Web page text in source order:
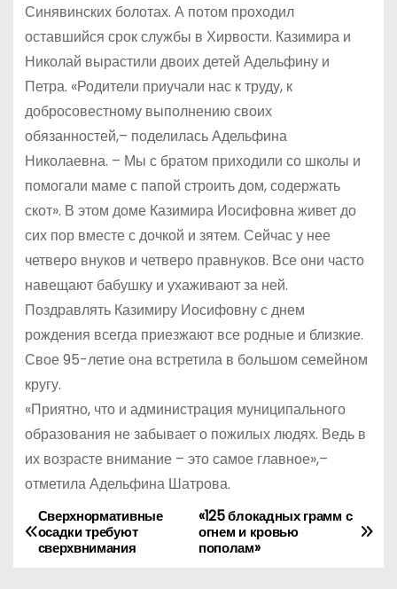
Синявинских болотах. А потом проходил
оставшийся срок службы в Хирвости. Казимира и
Николай вырастили двоих детей Адельфину и
Петра. «Родители приучали нас к труду, к
добросовестному выполнению своих
обязанностей,– поделилась Адельфина
Николаевна. – Мы с братом приходили со школы и
помогали маме с папой строить дом, содержать
скот». В этом доме Казимира Иосифовна живет до
сих пор вместе с дочкой и зятем. Сейчас у нее
четверо внуков и четверо правнуков. Все они часто
навещают бабушку и ухаживают за ней.
Поздравлять Казимиру Иосифовну с днем
рождения всегда приезжают все родные и близкие.
Свое 95-летие она встретила в большом семейном
кругу.
«Приятно, что и администрация муниципального
образования не забывает о пожилых людях. Ведь в
их возрасте внимание – это самое главное»,–
отметила Адельфина Шатрова.
Н
а
«125 блокадных грамм с
огнем и кровью
пополам»
Сверхнормативные
осадки требуют
сверхвнимания